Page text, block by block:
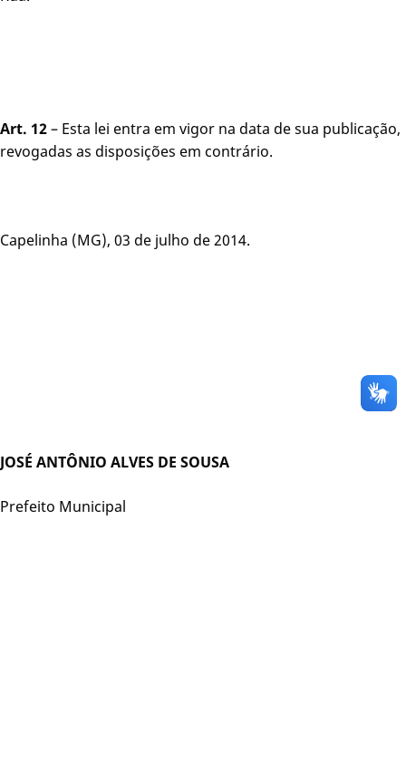
Art. 12– Esta lei entra em vigor na data de sua publicação,
revogadas as disposições em contrário.
Capelinha (MG), 03 de julho de 2014.
JOSÉ ANTÔNIO ALVES DE SOUSA
Prefeito Municipal